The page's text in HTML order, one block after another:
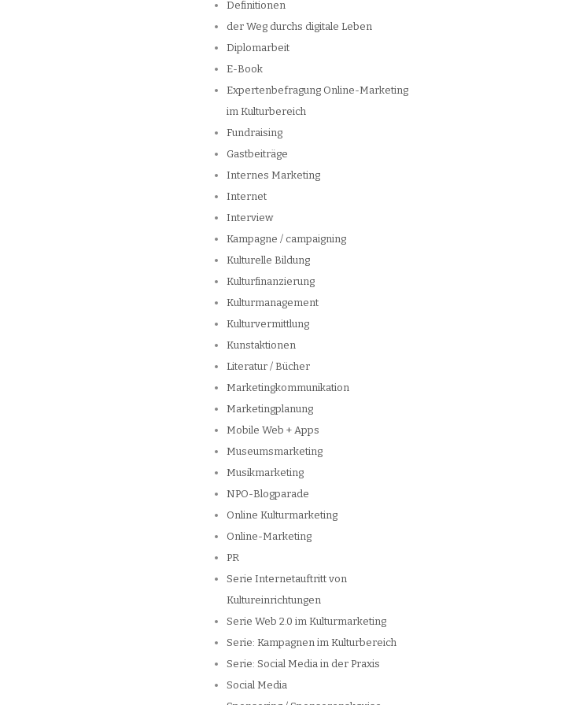
Definitionen
der Weg durchs digitale Leben
Diplomarbeit
E-Book
Expertenbefragung Online-Marketing
im Kulturbereich
Fundraising
Gastbeiträge
Internes Marketing
Internet
Interview
Kampagne / campaigning
Kulturelle Bildung
Kulturfinanzierung
Kulturmanagement
Kulturvermittlung
Kunstaktionen
Literatur / Bücher
Marketingkommunikation
Marketingplanung
Mobile Web + Apps
Museumsmarketing
Musikmarketing
NPO-Blogparade
Online Kulturmarketing
Online-Marketing
PR
Serie Internetauftritt von
Kultureinrichtungen
Serie Web 2.0 im Kulturmarketing
Serie: Kampagnen im Kulturbereich
Serie: Social Media in der Praxis
Social Media